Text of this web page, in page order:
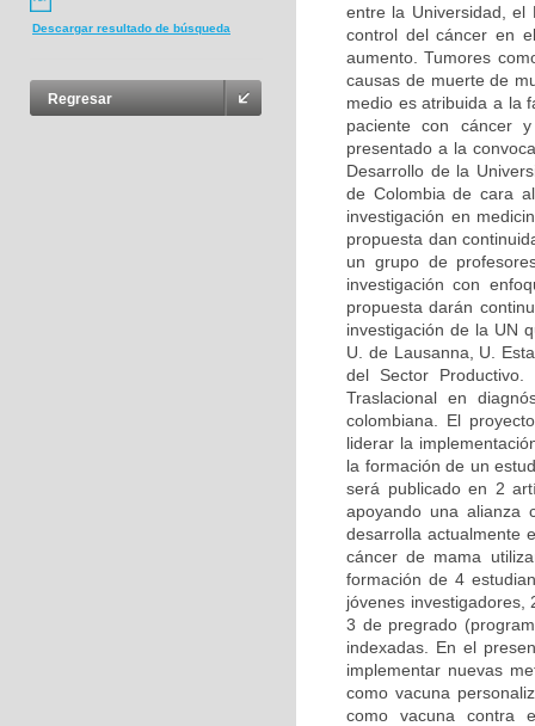
Descargar resultado de búsqueda
Regresar
entre la Universidad, el
control del cáncer en
aumento. Tumores
causas de muerte de
medio es atribuida a la
paciente con cáncer
presentado a la
Desarrollo de la
de Colombia de cara
investigación en
propuesta dan
un grupo de
investigación con
propuesta darán
investigación de la UN
U. de Lausanna, U.
del Sector
Traslacional en
colombiana. El
liderar la
la formación de un
será publicado en 2
apoyando una alianza
desarrolla actualmente
cáncer de mama
formación de 4
jóvenes investigadores,
3 de pregrado
indexadas. En el
implementar nuevas
como vacuna
como vacuna contra